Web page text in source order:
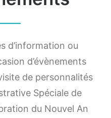
d’information ou
d’évènements
de personnalités
Spéciale de
du Nouvel An